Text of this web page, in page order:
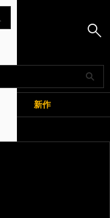
新作